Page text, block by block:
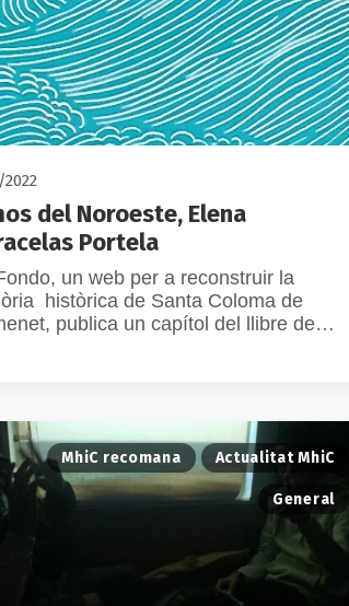
del Noroeste, Elena
Portela
un web per a reconstruir la
històrica de Santa Coloma de
publica un capítol del llibre de…
MhiC recomana Actualitat MhiC
General